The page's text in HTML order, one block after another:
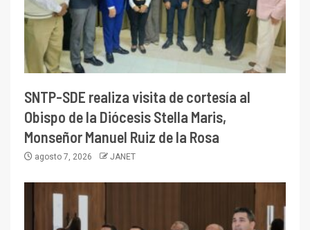
SNTP-SDE realiza visita de cortesía al
Obispo de la Diócesis Stella Maris,
Monseñor Manuel Ruiz de la Rosa
agosto 7, 2026 JANET